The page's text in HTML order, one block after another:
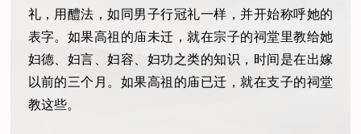
礼，用醴法，如同男子行冠礼一样，并开始称呼她的
表字。如果高祖的庙未迁，就在宗子的祠堂里教给她
妇德、妇言、妇容、妇功之类的知识，时间是在出嫁
以前的三个月。如果高祖的庙已迁，就在支子的祠堂
教这些。